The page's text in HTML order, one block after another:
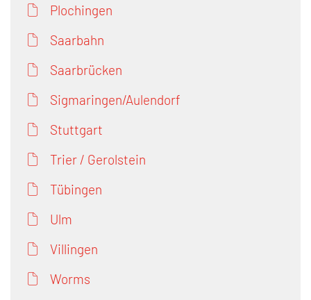
Plochingen
Saarbahn
Saarbrücken
Sigmaringen/Aulendorf
Stuttgart
Trier / Gerolstein
Tübingen
Ulm
Villingen
Worms